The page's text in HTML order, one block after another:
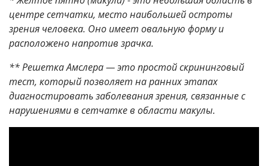
центре сетчатки, место наибольшей остроты
зрения человека. Оно имеет овальную форму и
расположено напротив зрачка.
** Решетка Амслера — это простой скрининговый
тест, который позволяет на ранних этапах
диагностировать заболевания зрения, связанные с
нарушениями в сетчатке в области макулы.